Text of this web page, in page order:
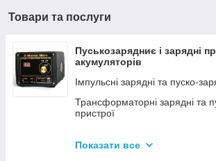
Товари та послуги
Пуськозарядниє і зарядні
акумуляторів
Імпульсні зарядні та пуско-
Трансформаторні зарядні та
пристрої
Показати все